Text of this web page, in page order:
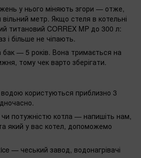
у нього міняють згори — отже,
метр. Якщо стеля в котельні
титановий CORREX MP до 300 л:
і більше не чіпають.
бак — 5 років. Вона тримається на
тому чек варто зберігати.
користуються приблизно 3
потужністю котла — напишіть нам,
який у вас котел, допоможемо
— чеський завод, водонагрівачі